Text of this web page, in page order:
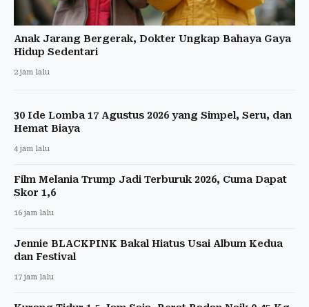
Anak Jarang Bergerak, Dokter Ungkap Bahaya Gaya
Hidup Sedentari
2 jam lalu
30 Ide Lomba 17 Agustus 2026 yang Simpel, Seru, dan
Hemat Biaya
4 jam lalu
Film Melania Trump Jadi Terburuk 2026, Cuma Dapat
Skor 1,6
16 jam lalu
Jennie BLACKPINK Bakal Hiatus Usai Album Kedua
dan Festival
17 jam lalu